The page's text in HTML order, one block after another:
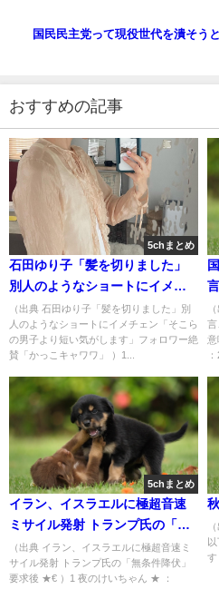
国民民主党って現役世代を潰そう
おすすめの記事
5chまとめ
石田ゆり子「髪を切りました」
別人のようなショートにイメチ
ェン「そこらの男子より短い気
がします」フォロワー絶賛「か
っこキャワワ」 [muffin★]
（出典 石田ゆり子「髪を切りました」別
人のようなショートにイメチェン「そこら
の男子より短い気がします」フォロワー絶
賛「かっこキャワワ」 ）1...
言
意
5chまとめ
イラン、イスラエルに極超音速
ミサイル発射 トランプ氏の「無
条件降伏」要求後 ★€ [夜のけい
ちゃん★]
（出典 イラン、イスラエルに極超音速ミ
サイル発射 トランプ氏の「無条件降伏」
要求後 ★€ ）1 夜のけいちゃん ★ ：
す